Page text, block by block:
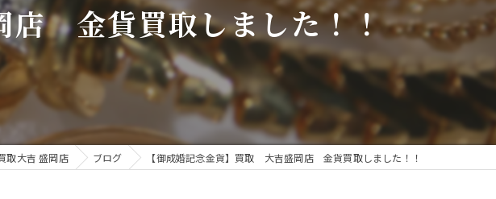
お酒
金券
時計
店 金貨買取しました！！
取大吉 盛岡店 ブログ 【御成婚記念金貨】買取 大吉盛岡店 金貨買取しました！！